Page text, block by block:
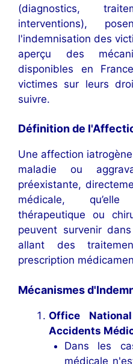
(diagnostics,
interventions),
l'indemnisation des
aperçu des
disponibles en
victimes sur leurs
suivre.
Définition de
Une affection
maladie ou
préexistante,
médicale,
thérapeutique ou
peuvent survenir
allant des
prescription
Mécanismes
Office
Accidents
Dans les
médicale